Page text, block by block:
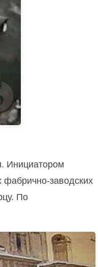
Инициатором
фабрично-заводских
По